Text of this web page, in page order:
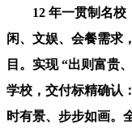
12 年一贯制名校
闲、文娱、会餐需求
目。实现 “出则富贵
学校，交付标精确认
时有景、步步如画。